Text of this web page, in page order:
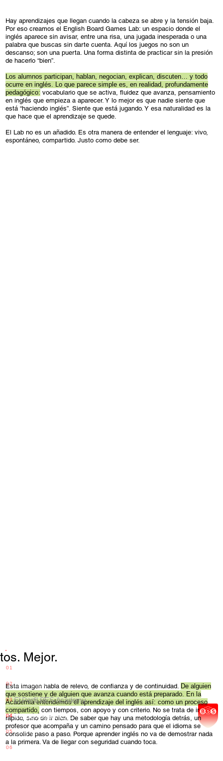
Hay aprendizajes que llegan cuando la cabeza se abre y la tensión baja.
Por eso creamos el English Board Games Lab: un espacio donde el
inglés aparece sin avisar, entre una risa, una jugada inesperada o una
palabra que buscas sin darte cuenta. Aquí los juegos no son un
descanso; son una puerta. Una forma distinta de practicar sin la presión
de hacerlo “bien”.
Los alumnos participan, hablan, negocian, explican, discuten… y todo
ocurre en inglés. Lo que parece simple es, en realidad, profundamente
pedagógico: vocabulario que se activa, fluidez que avanza, pensamiento
en inglés que empieza a aparecer. Y lo mejor es que nadie siente que
está “haciendo inglés”. Siente que está jugando. Y esa naturalidad es la
que hace que el aprendizaje se quede.
El Lab no es un añadido. Es otra manera de entender el lenguaje: vivo,
espontáneo, compartido. Justo como debe ser.
Mejor.
Esta imagen habla de relevo, de confianza y de continuidad. De alguien
que sostiene y de alguien que avanza cuando está preparado. En la
Academia entendemos el aprendizaje del inglés así: como un proceso
compartido, con tiempos, con apoyo y con criterio. No se trata de ir
rápido, sino de ir bien. De saber que hay una metodología detrás, un
profesor que acompaña y un camino pensado para que el idioma se
consolide paso a paso. Porque aprender inglés no va de demostrar nada
a la primera. Va de llegar con seguridad cuando toca.
El Espacio
El Perfil BES Academy
Metodología REAL
Grupos
Certificación
01
02
03
04
05
06